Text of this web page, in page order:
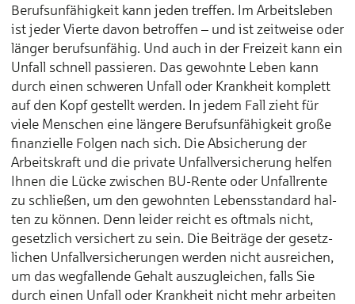
Berufs­unfähig­keit kann jeden tref­fen. Im Arbeits­leben
ist jeder Vierte davon be­trof­fen – und ist zeit­weise oder
länger berufs­unfähig. Und auch in der Frei­zeit kann ein
Un­fall schnell pas­sieren. Das gewohnte Leben kann
durch einen schweren Un­fall oder Krank­heit kom­plett
auf den Kopf ge­stel­lt werden. In jedem Fall zieht für
viele Men­schen eine län­gere Be­rufs­un­fähig­keit große
fi­nan­ziel­le Fol­gen nach sich. Die Ab­siche­rung der
Arbeits­kraft und die pri­vate Un­fall­ver­sicherung hel­fen
Ihnen die Lücke zwischen BU-Ren­te oder Un­fall­rente
zu schlie­ßen, um den gewohnten Lebens­stan­dard hal­
ten zu kön­nen. Denn lei­der reicht es oft­mals nicht,
gesetz­lich ver­sichert zu sein. Die Bei­träge der gesetz­
lichen Un­fall­ver­sicherungen werden nicht aus­reichen,
um das weg­fal­lende Ge­halt aus­zu­glei­chen, falls Sie
durch einen Un­fall oder Krank­heit nicht mehr ar­beiten